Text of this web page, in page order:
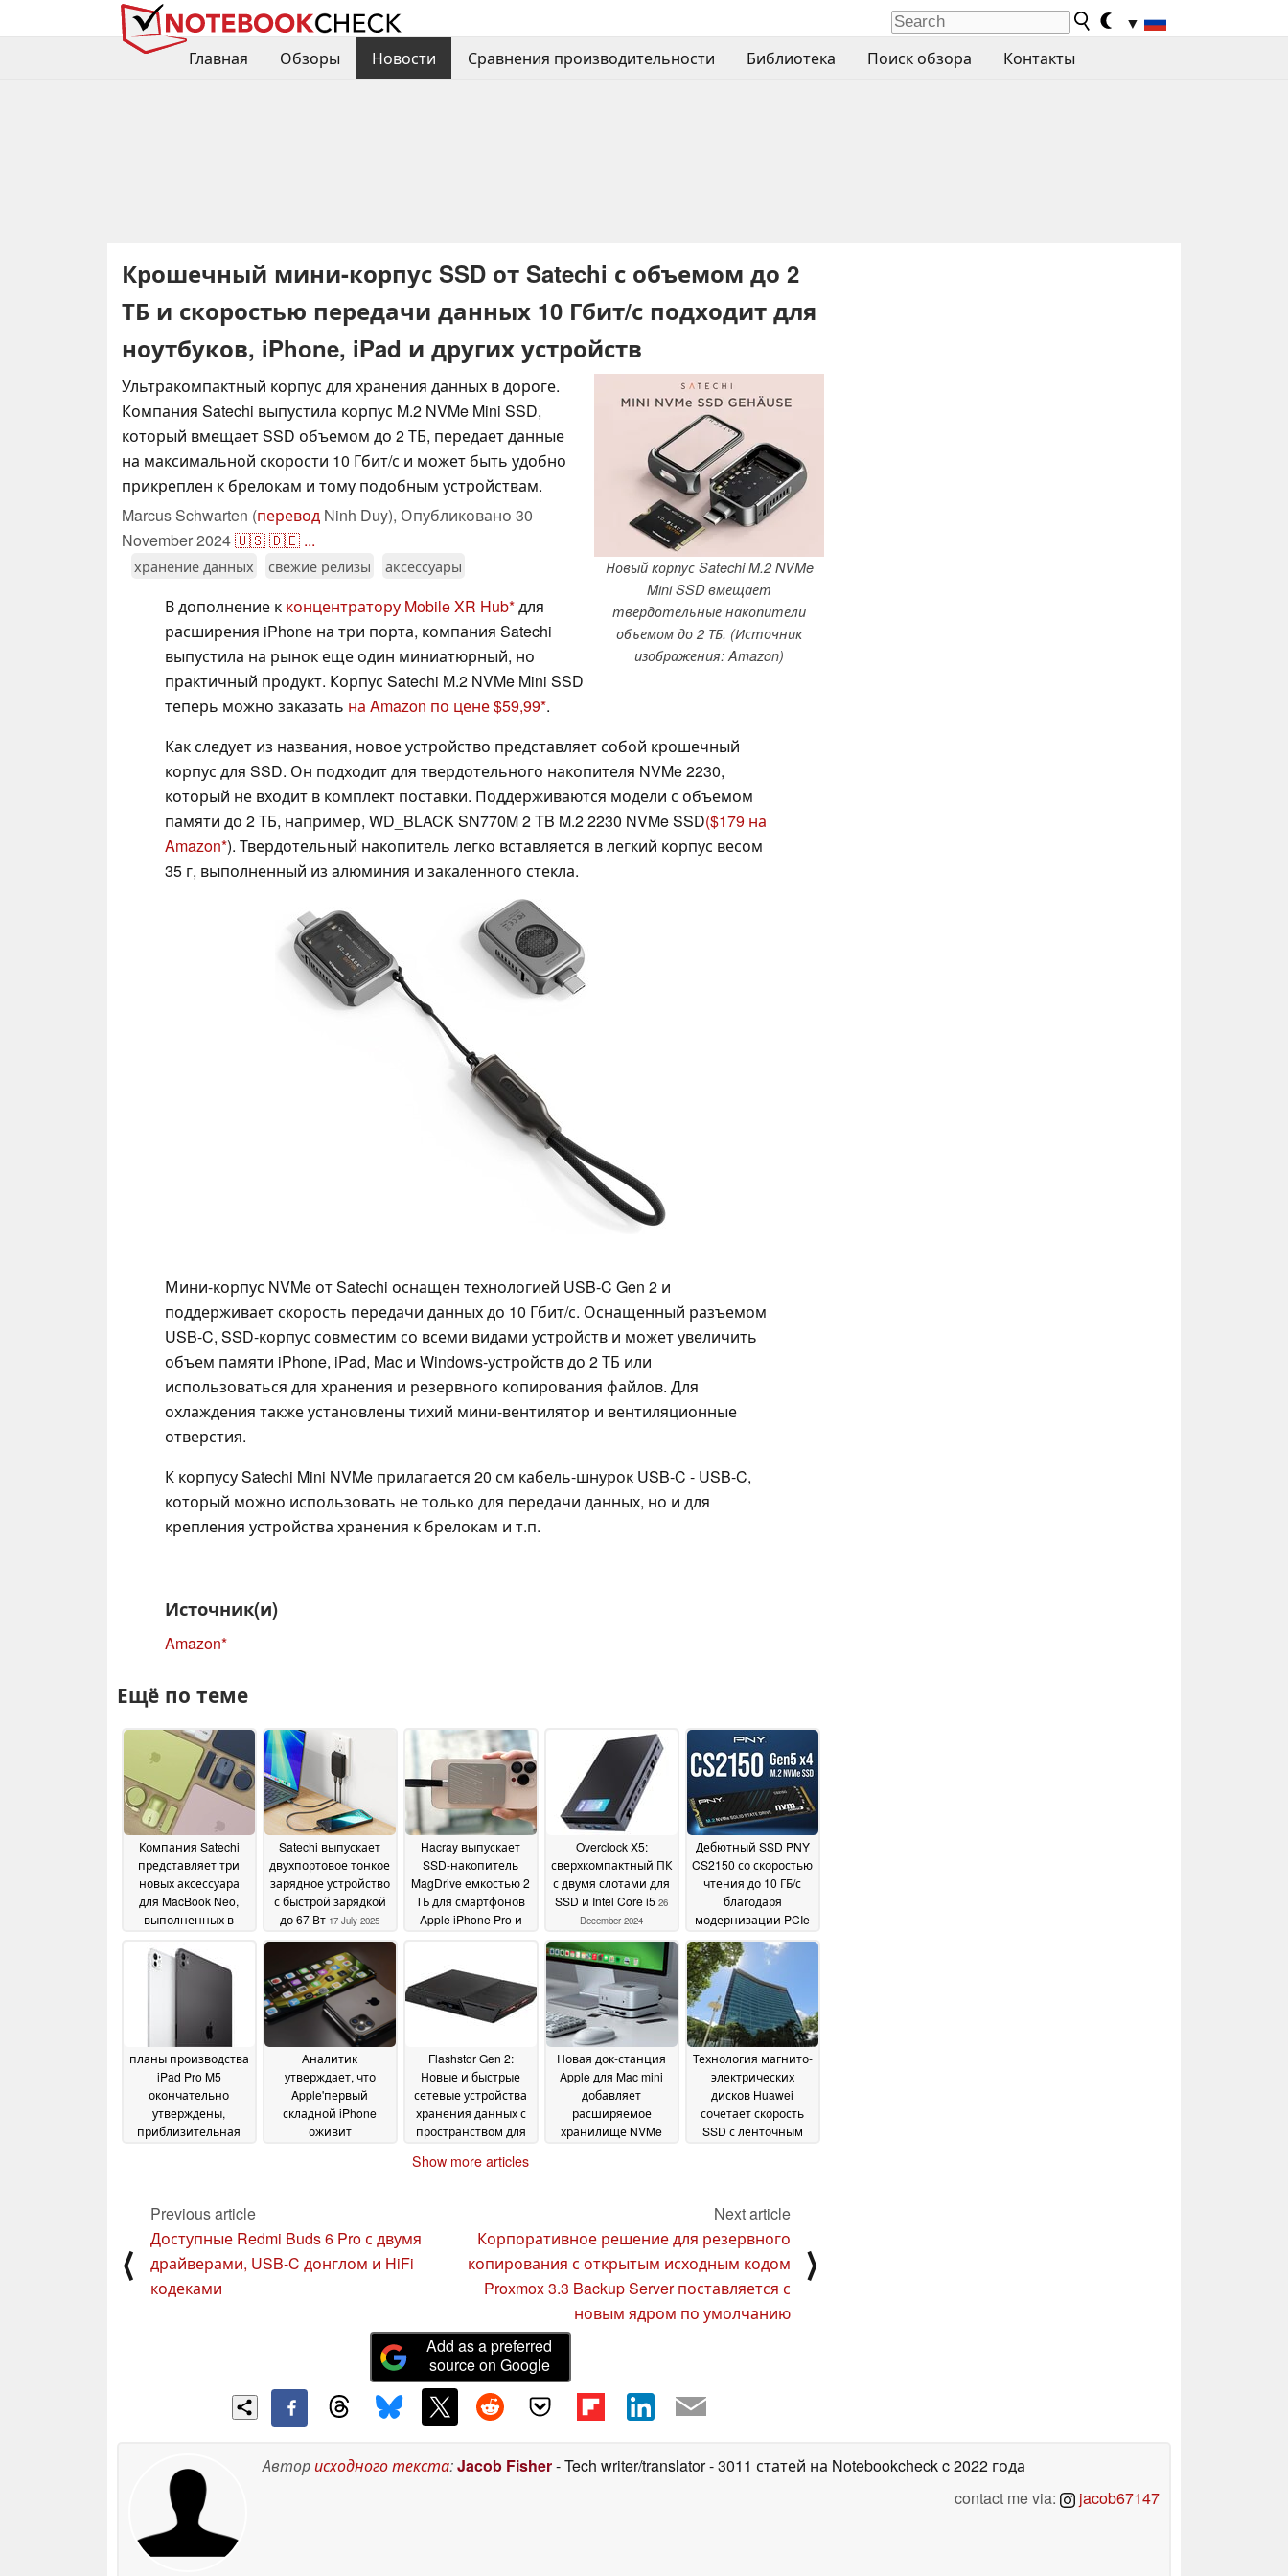
▼
Главная
Обзоры Новости Сравнения производительности Библиотека Поиск обзора Контакты
Крошечный мини-корпус SSD от Satechi с объемом до 2
ТБ и скоростью передачи данных 10 Гбит/с подходит для
ноутбуков, iPhone, iPad и других устройств
Новый корпус Satechi M.2 NVMe
Mini SSD вмещает
твердотельные накопители
объемом до 2 ТБ. (Источник
изображения: Amazon)
Ультракомпактный корпус для хранения данных в дороге.
Компания Satechi выпустила корпус M.2 NVMe Mini SSD,
который вмещает SSD объемом до 2 ТБ, передает данные
на максимальной скорости 10 Гбит/с и может быть удобно
прикреплен к брелокам и тому подобным устройствам.
Marcus Schwarten (перевод Ninh Duy), Опубликовано 30
November 2024🇺🇸🇩🇪 ...
хранение данных свежие релизы аксессуары
В дополнение к концентратору Mobile XR Hub для
расширения iPhone на три порта, компания Satechi
выпустила на рынок еще один миниатюрный, но
практичный продукт. Корпус Satechi M.2 NVMe Mini SSD
теперь можно заказать на Amazon по цене $59,99 .
Как следует из названия, новое устройство представляет собой крошечный
корпус для SSD. Он подходит для твердотельного накопителя NVMe 2230,
который не входит в комплект поставки. Поддерживаются модели с объемом
памяти до 2 ТБ, например, WD_BLACK SN770M 2 TB M.2 2230 NVMe SSD($179 на
Amazon ). Твердотельный накопитель легко вставляется в легкий корпус весом
35 г, выполненный из алюминия и закаленного стекла.
Мини-корпус NVMe от Satechi оснащен технологией USB-C Gen 2 и
поддерживает скорость передачи данных до 10 Гбит/с. Оснащенный разъемом
USB-C, SSD-корпус совместим со всеми видами устройств и может увеличить
объем памяти iPhone, iPad, Mac и Windows-устройств до 2 ТБ или
использоваться для хранения и резервного копирования файлов. Для
охлаждения также установлены тихий мини-вентилятор и вентиляционные
отверстия.
К корпусу Satechi Mini NVMe прилагается 20 см кабель-шнурок USB-C - USB-C,
который можно использовать не только для передачи данных, но и для
крепления устройства хранения к брелокам и т.п.
Источник(и)
Amazon
Ещё по теме
Компания Satechi
представляет три
новых аксессуара
для MacBook Neo,
выполненных в
цветах15 July 2026
Satechi выпускает
двухпортовое тонкое
зарядное устройство
с быстрой зарядкой
до 67 Вт 17 July 2025
Hacray выпускает
SSD-накопитель
MagDrive емкостью 2
ТБ для смартфонов
Apple iPhone Pro и
Overclock X5:
сверхкомпактный ПК
с двумя слотами для
SSD и Intel Core i5 26
December 2024
Дебютный SSD PNY
CS2150 со скоростью
чтения до 10 ГБ/с
благодаря
модернизации PCIe
11 December 2024
планы производства
iPad Pro M5
окончательно
утверждены,
приблизительная
Аналитик
утверждает, что
Apple'первый
складной iPhone
оживит
Flashstor Gen 2:
Новые и быстрые
сетевые устройства
хранения данных с
пространством для
доступны02 December
Новая док-станция
Apple для Mac mini
добавляет
расширяемое
хранилище NVMe
Технология магнито-
электрических
дисков Huawei
сочетает скорость
SSD с ленточным
Show more articles
⟨
Previous article
Доступные Redmi Buds 6 Pro с двумя
драйверами, USB-C донглом и HiFi
кодеками
Next article
Корпоративное решение для резервного
копирования с открытым исходным кодом
Proxmox 3.3 Backup Server поставляется с
новым ядром по умолчанию
⟩
Add as a preferred
source on Google
Авторисходного текста:Jacob Fisher- Tech writer/translator- 3011 статей на Notebookcheckc 2022 года
contact me via:
jacob67147